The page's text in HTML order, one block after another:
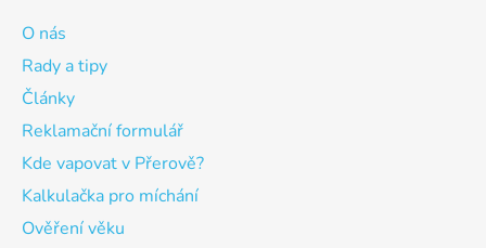
O nás
Rady a tipy
Články
Reklamační formulář
Kde vapovat v Přerově?
Kalkulačka pro míchání
Ověření věku